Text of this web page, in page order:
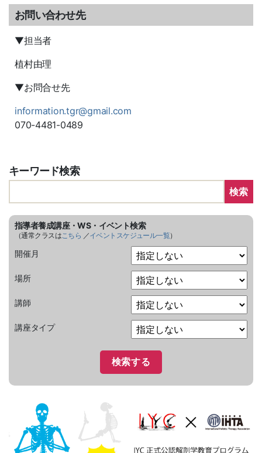
お問い合わせ先
▼担当者
植村由理
▼お問合せ先
information.tgr@gmail.com
070-4481-0489
キーワード検索
検索
指導者養成講座・WS・イベント検索
（通常クラスはこちら ／イベントスケジュール一覧）
開催月
場所
講師
講座タイプ